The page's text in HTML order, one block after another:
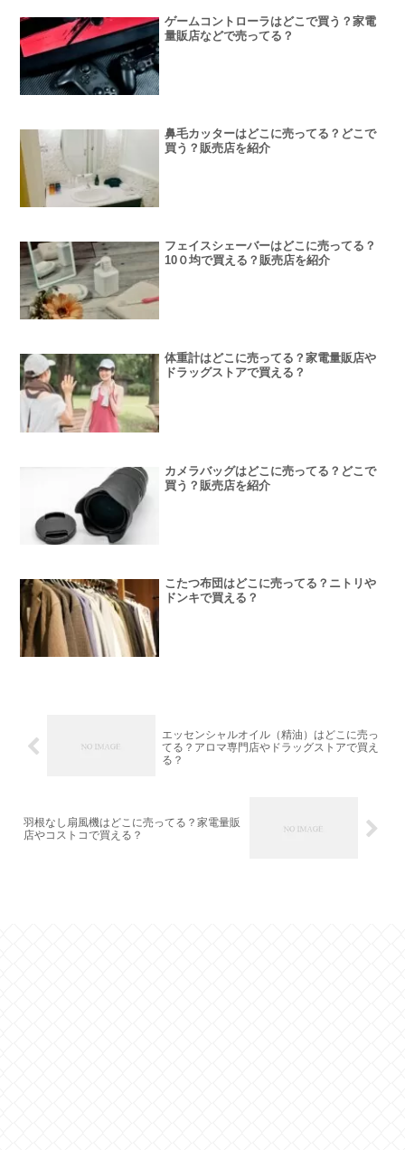
ゲームコントローラはどこで買う？家電
量販店などで売ってる？
鼻毛カッターはどこに売ってる？どこで
買う？販売店を紹介
フェイスシェーバーはどこに売ってる？
10０均で買える？販売店を紹介
体重計はどこに売ってる？家電量販店や
ドラッグストアで買える？
カメラバッグはどこに売ってる？どこで
買う？販売店を紹介
こたつ布団はどこに売ってる？ニトリや
ドンキで買える？
エッセンシャルオイル（精油）はどこに売っ
てる？アロマ専門店やドラッグストアで買え
る？
羽根なし扇風機はどこに売ってる？家電量販
店やコストコで買える？